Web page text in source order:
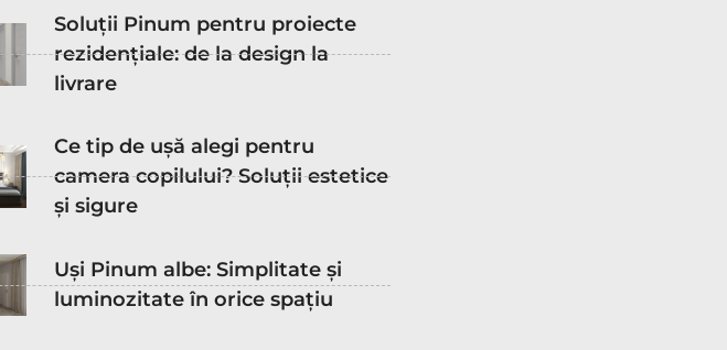
Soluții Pinum pentru proiecte
rezidențiale: de la design la
livrare
Ce tip de ușă alegi pentru
camera copilului? Soluții estetice
și sigure
Uși Pinum albe: Simplitate și
luminozitate în orice spațiu